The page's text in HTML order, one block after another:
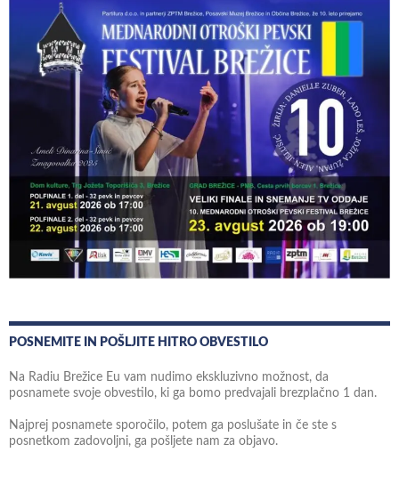
POSNEMITE IN POŠLJITE HITRO OBVESTILO
Na Radiu Brežice Eu vam nudimo ekskluzivno možnost, da
posnamete svoje obvestilo, ki ga bomo predvajali brezplačno 1 dan.
Najprej posnamete sporočilo, potem ga poslušate in če ste s
posnetkom zadovoljni, ga pošljete nam za objavo.